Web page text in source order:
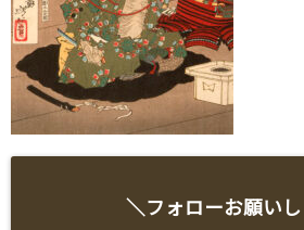
＼フォローお願い